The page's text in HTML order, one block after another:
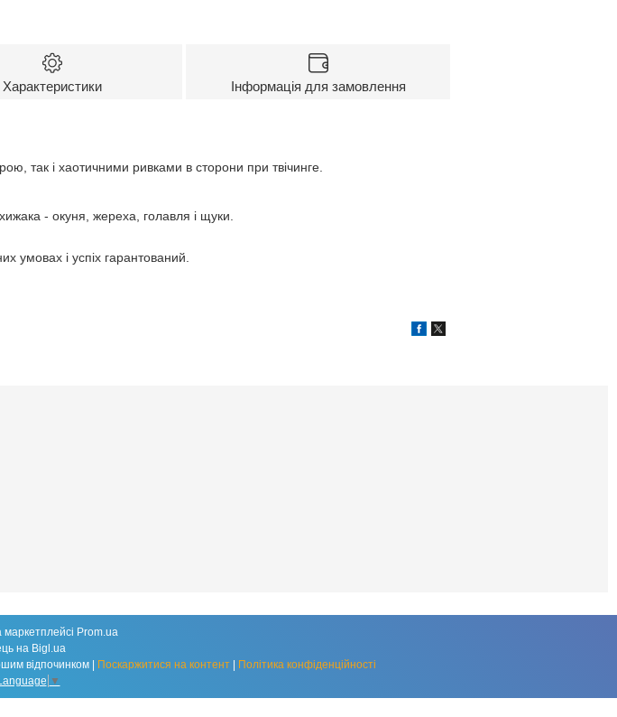
Характеристики Інформація для замовлення
так і хаотичними ривками в сторони при твічинге.
- окуня, жереха, голавля і щуки.
умовах і успіх гарантований.
Prom.ua
на Bigl.ua
Fishland - народний рибальський магазин. Тут пахне рибалкою і хорошим відпочинком | Поскаржитися на контент | Політика конфіденційності
▼